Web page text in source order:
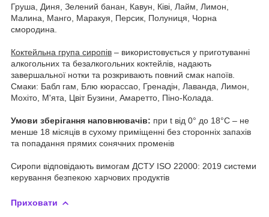
Груша, Диня, Зелений банан, Кавун, Ківі, Лайм, Лимон,
Малина, Манго, Маракуя, Персик, Полуниця, Чорна
смородина.
Коктейльна група сиропів – використовується у приготуванні
алкогольних та безалкогольних коктейлів, надають
завершальної нотки та розкривають повний смак напоїв.
Смаки: Бабл гам, Блю кюрассао, Гренадін, Лаванда, Лимон,
Мохіто, М'ята, Цвіт Бузини, Амаретто, Піно-Колада.
Умови зберігання наповнювачів: при t від 0° до 18°С – не
менше 18 місяців в сухому приміщенні без сторонніх запахів
та попадання прямих сонячних променів
Сиропи відповідають вимогам ДСТУ ISO 22000: 2019 системи
керування безпекою харчових продуктів
Приховати